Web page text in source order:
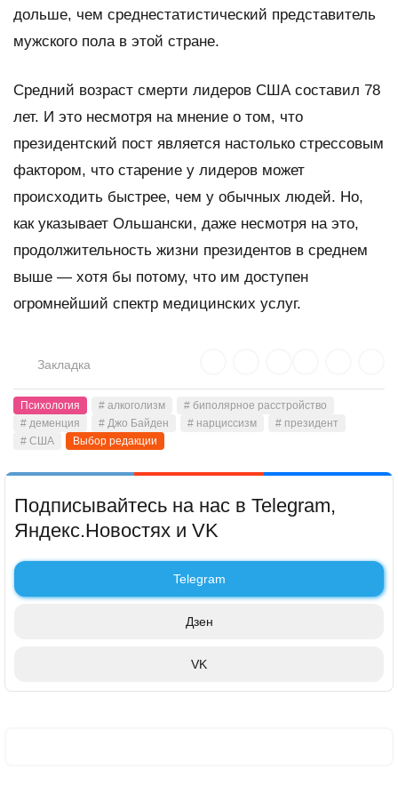
дольше, чем среднестатистический представитель
мужского пола в этой стране.
Средний возраст смерти лидеров США составил 78
лет. И это несмотря на мнение о том, что
президентский пост является настолько стрессовым
фактором, что старение у лидеров может
происходить быстрее, чем у обычных людей. Но,
как указывает Ольшански, даже несмотря на это,
продолжительность жизни президентов в среднем
выше — хотя бы потому, что им доступен
огромнейший спектр медицинских услуг.
Закладка
Психология # алкоголизм
# биполярное расстройство
# деменция
# Джо Байден # нарциссизм
# президент
# США
Выбор редакции
Подписывайтесь на нас в Telegram,
Яндекс.Новостях и VK
Telegram
Дзен
VK